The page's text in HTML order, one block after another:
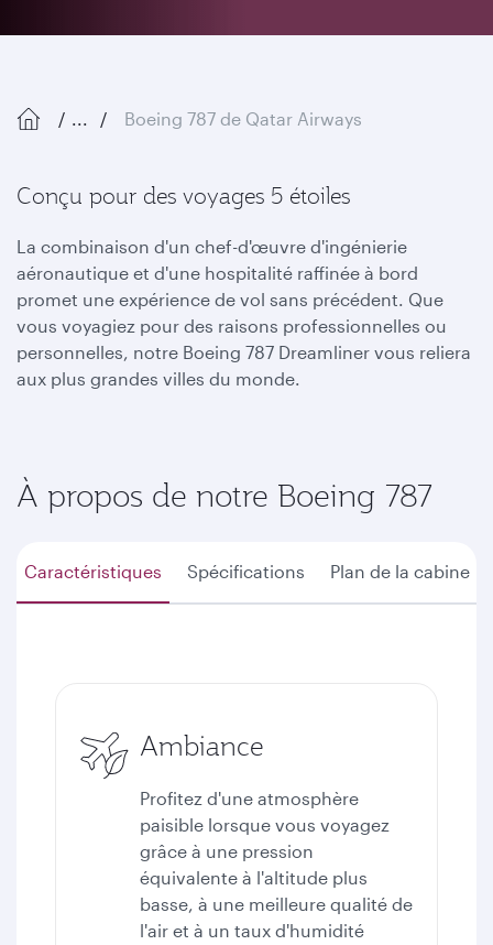
... Boeing 787 de Qatar Airways
Conçu pour des voyages 5 étoiles
La combinaison d'un chef-d'œuvre d'ingénierie
aéronautique et d'une hospitalité raffinée à bord
promet une expérience de vol sans précédent. Que
vous voyagiez pour des raisons professionnelles ou
personnelles, notre Boeing 787 Dreamliner vous reliera
aux plus grandes villes du monde.
À propos de notre Boeing 787
Caractéristiques Spécifications Plan de la cabine
Ambiance
Profitez d'une atmosphère
paisible lorsque vous voyagez
grâce à une pression
équivalente à l'altitude plus
basse, à une meilleure qualité de
l'air et à un taux d'humidité